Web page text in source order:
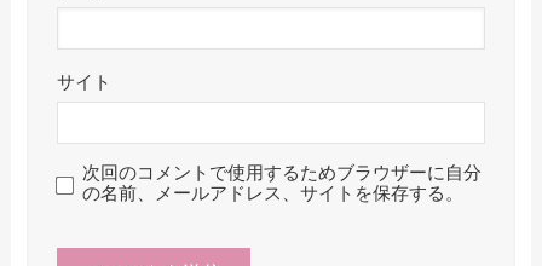
サイト
次回のコメントで使用するためブラウザーに自分
の名前、メールアドレス、サイトを保存する。